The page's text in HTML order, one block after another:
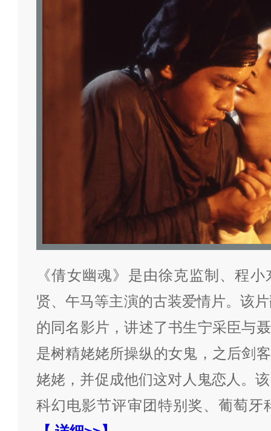
《倩女幽魂》是由徐克监制、程
贤、午马等主演的古装爱情片。该
的同名影片，讲述了书生宁采臣与
是树精姥姥所操纵的女鬼，之后剑
姥姥，并促成他们这对人鬼恋人。
科幻电影节评审团特别奖、葡萄牙